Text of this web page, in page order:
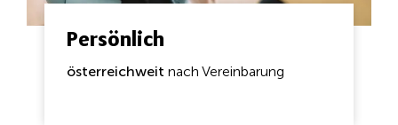
Persönlich
österreichweit nach Vereinbarung